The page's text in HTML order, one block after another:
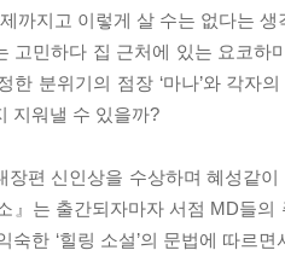
까지고 이렇게 살 수는 없다는
고민하다 집 근처에 있는 요코
한 분위기의 점장 ‘마나’와 각자
지워낼 수 있을까?
장편 신인상을 수상하며 혜성같
』는 출간되자마자 서점 MD들
숙한 ‘힐링 소설’의 문법에 따르